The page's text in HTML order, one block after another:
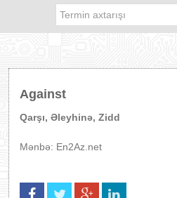
Against
Qarşı, Əleyhinə, Zidd
Mənbə: En2Az.net